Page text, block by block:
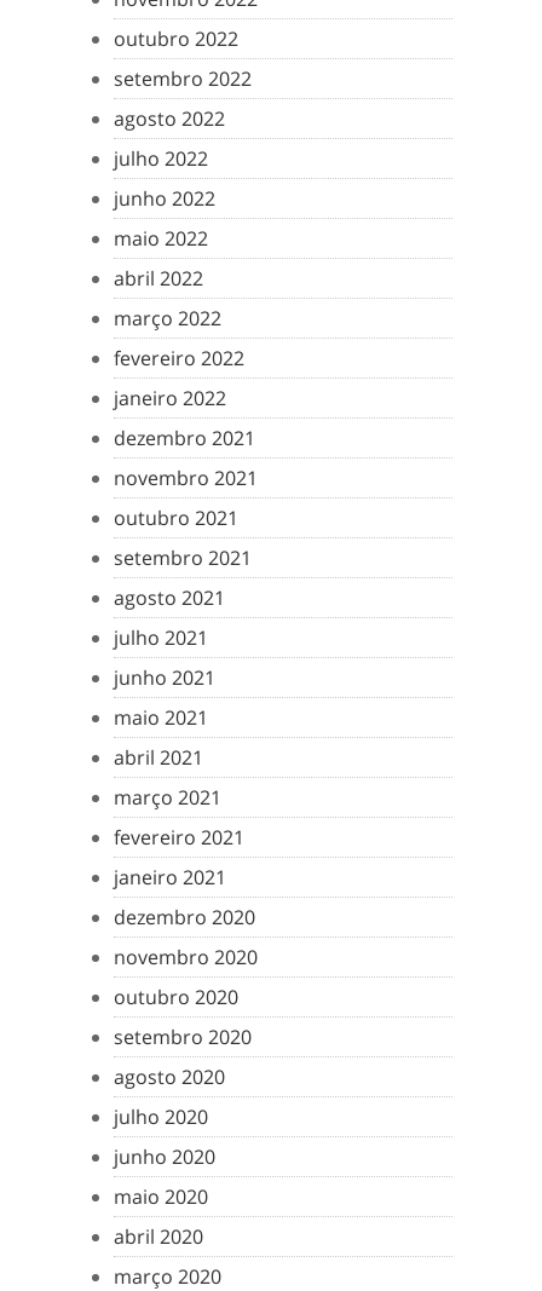
outubro 2022
setembro 2022
agosto 2022
julho 2022
junho 2022
maio 2022
abril 2022
março 2022
fevereiro 2022
janeiro 2022
dezembro 2021
novembro 2021
outubro 2021
setembro 2021
agosto 2021
julho 2021
junho 2021
maio 2021
abril 2021
março 2021
fevereiro 2021
janeiro 2021
dezembro 2020
novembro 2020
outubro 2020
setembro 2020
agosto 2020
julho 2020
junho 2020
maio 2020
abril 2020
março 2020